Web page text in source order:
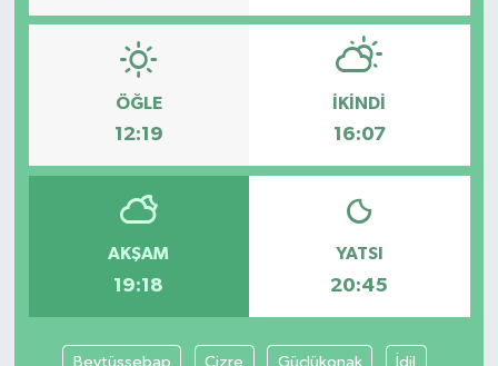
ÖĞLE
12:19
İKINDI
16:07
AKŞAM
19:18
YATSI
20:45
Beytüşşebap Cizre Güçlükonak İdil